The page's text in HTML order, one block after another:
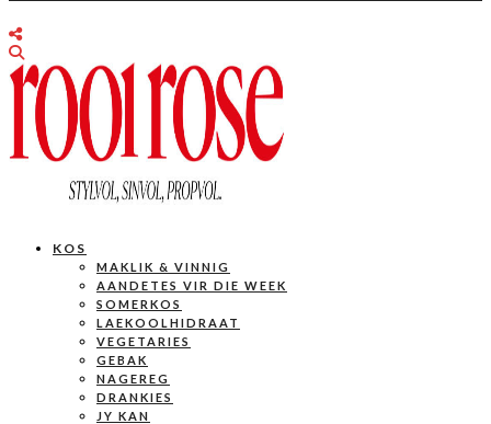
KOS
MAKLIK & VINNIG
AANDETES VIR DIE WEEK
SOMERKOS
LAEKOOLHIDRAAT
VEGETARIES
GEBAK
NAGEREG
DRANKIES
JY KAN